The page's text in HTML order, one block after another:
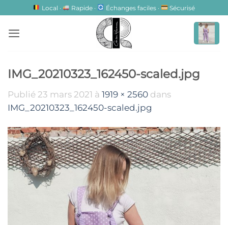
contenu
Local · Rapide · Échanges faciles · Sécurisé
IMG_20210323_162450-scaled.jpg
Publié 23 mars 2021 à 1919 × 2560 dans
IMG_20210323_162450-scaled.jpg